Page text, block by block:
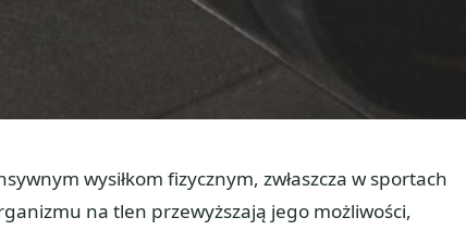
wysiłkom fizycznym, zwłaszcza w sportach
na tlen przewyższają jego możliwości,